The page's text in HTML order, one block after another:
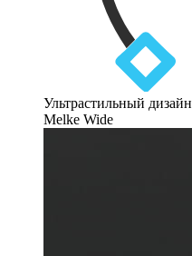
Ультрастильный дизайн
Melke Wide